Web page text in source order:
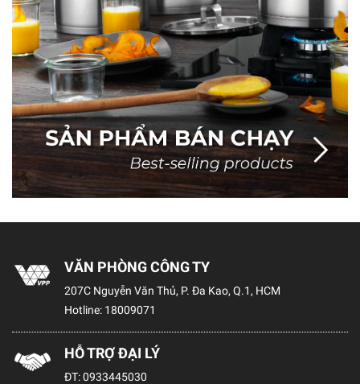
VĂN PHÒNG CÔNG TY
207C Nguyễn Văn Thủ, P. Đa Kao, Q.1, HCM
Hotline: 18009071
HỖ TRỢ ĐẠI LÝ
ĐT:0933445030